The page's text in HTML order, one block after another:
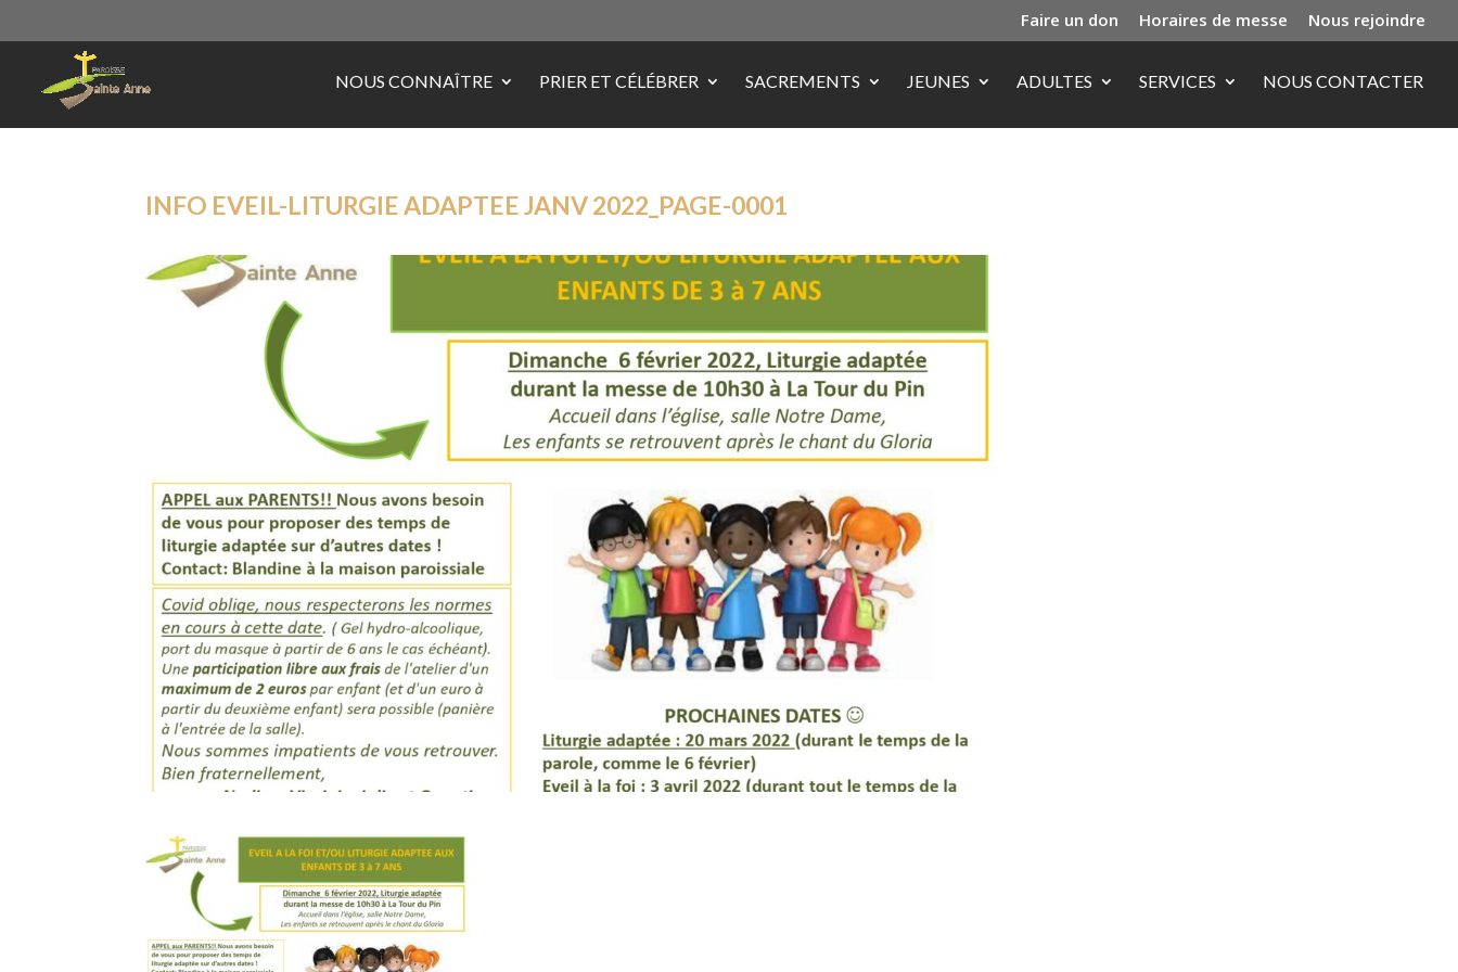
Faire un don Horaires de messe Nous rejoindre
NOUS CONNAÎTRE PRIER ET CÉLÉBRER SACREMENTS JEUNES ADULTES SERVICES NOUS CONTACTER
INFO EVEIL-LITURGIE ADAPTEE JANV 2022_PAGE-0001